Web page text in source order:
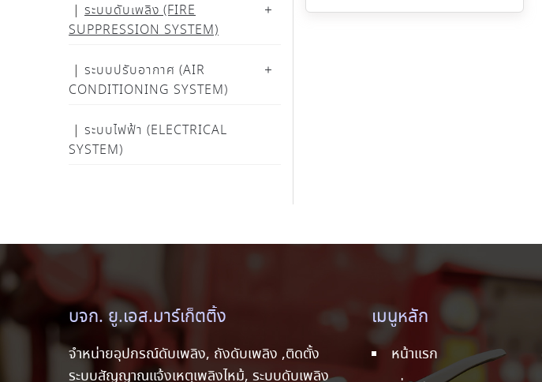
ระบบดับเพลิง (FIRE
SUPPRESSION SYSTEM)
ระบบปรับอากาศ (AIR
CONDITIONING SYSTEM)
ระบบไฟฟ้า (ELECTRICAL
SYSTEM)
บจก. ยู.เอส.มาร์เก็ตติ้ง
จำหน่ายอุปกรณ์ดับเพลิง, ถังดับเพลิง ,ติดตั้ง
ระบบสัญญาณแจ้งเหตุเพลิงไหม้, ระบบดับเพลิง
เมนูหลัก
หน้าแรก